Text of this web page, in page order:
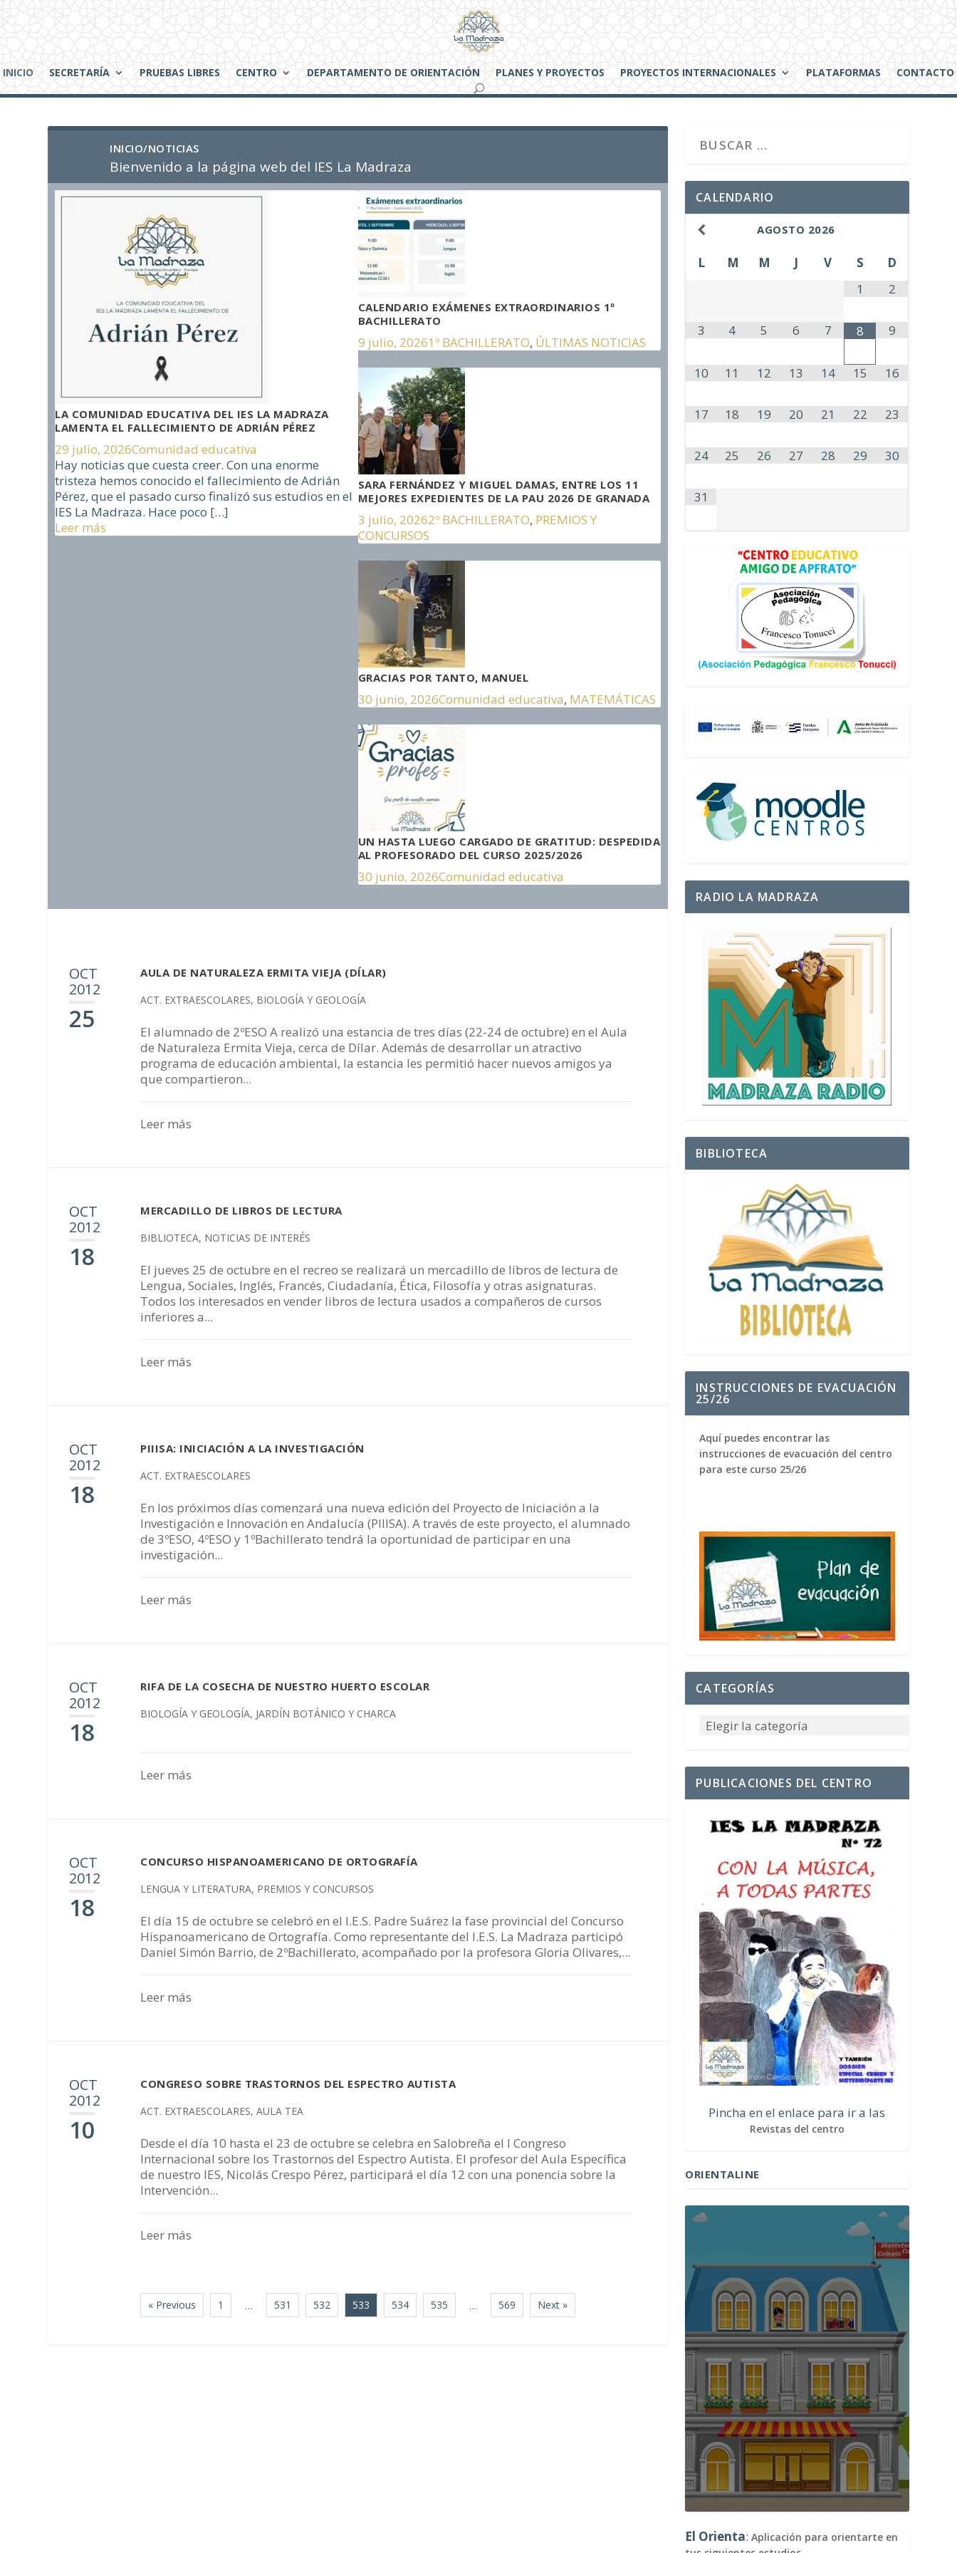
INICIO SECRETARÍA PRUEBAS LIBRES CENTRO DEPARTAMENTO DE ORIENTACIÓN PLANES Y PROYECTOS PROYECTOS INTERNACIONALES PLATAFORMAS CONTACTO
INICIO
INICIO/NOTICIAS
Bienvenido a la página web del IES La Madraza
LA COMUNIDAD EDUCATIVA DEL IES LA MADRAZA
LAMENTA EL FALLECIMIENTO DE ADRIÁN PÉREZ
29 julio, 2026Comunidad educativa
Hay noticias que cuesta creer. Con una enorme
tristeza hemos conocido el fallecimiento de Adrián
Pérez, que el pasado curso finalizó sus estudios en el
IES La Madraza. Hace poco […]
Leer más
CALENDARIO EXÁMENES EXTRAORDINARIOS 1º
BACHILLERATO
9 julio, 20261º BACHILLERATO, ÚLTIMAS NOTICIAS
SARA FERNÁNDEZ Y MIGUEL DAMAS, ENTRE LOS 11
MEJORES EXPEDIENTES DE LA PAU 2026 DE GRANADA
3 julio, 20262º BACHILLERATO, PREMIOS Y
CONCURSOS
GRACIAS POR TANTO, MANUEL
30 junio, 2026Comunidad educativa, MATEMÁTICAS
UN HASTA LUEGO CARGADO DE GRATITUD: DESPEDIDA
AL PROFESORADO DEL CURSO 2025/2026
30 junio, 2026Comunidad educativa
OCT
2012
25
AULA DE NATURALEZA ERMITA VIEJA (DÍLAR)
ACT. EXTRAESCOLARES, BIOLOGÍA Y GEOLOGÍA
El alumnado de 2ºESO A realizó una estancia de tres días (22-24 de octubre) en el Aula
de Naturaleza Ermita Vieja, cerca de Dílar. Además de desarrollar un atractivo
programa de educación ambiental, la estancia les permitió hacer nuevos amigos ya
que compartieron...
Leer más
OCT
2012
18
MERCADILLO DE LIBROS DE LECTURA
BIBLIOTECA, NOTICIAS DE INTERÉS
El jueves 25 de octubre en el recreo se realizará un mercadillo de libros de lectura de
Lengua, Sociales, Inglés, Francés, Ciudadanía, Ética, Filosofía y otras asignaturas.
Todos los interesados en vender libros de lectura usados a compañeros de cursos
inferiores a...
Leer más
OCT
2012
18
PIIISA: INICIACIÓN A LA INVESTIGACIÓN
ACT. EXTRAESCOLARES
En los próximos días comenzará una nueva edición del Proyecto de Iniciación a la
Investigación e Innovación en Andalucía (PIIISA). A través de este proyecto, el alumnado
de 3ºESO, 4ºESO y 1ºBachillerato tendrá la oportunidad de participar en una
investigación...
Leer más
OCT
2012
18
RIFA DE LA COSECHA DE NUESTRO HUERTO ESCOLAR
BIOLOGÍA Y GEOLOGÍA, JARDÍN BOTÁNICO Y CHARCA
Leer más
OCT
2012
18
CONCURSO HISPANOAMERICANO DE ORTOGRAFÍA
LENGUA Y LITERATURA, PREMIOS Y CONCURSOS
El día 15 de octubre se celebró en el I.E.S. Padre Suárez la fase provincial del Concurso
Hispanoamericano de Ortografía. Como representante del I.E.S. La Madraza participó
Daniel Simón Barrio, de 2ºBachillerato, acompañado por la profesora Gloria Olivares,...
Leer más
OCT
2012
10
CONGRESO SOBRE TRASTORNOS DEL ESPECTRO AUTISTA
ACT. EXTRAESCOLARES,AULA TEA
Desde el día 10 hasta el 23 de octubre se celebra en Salobreña el I Congreso
Internacional sobre los Trastornos del Espectro Autista. El profesor del Aula Específica
de nuestro IES, Nicolás Crespo Pérez, participará el día 12 con una ponencia sobre la
Intervención...
Leer más
« Previous 1 … 531 532 533 534 535 … 569 Next »
CALENDARIO
AGOSTO 2026
L M M J V S
D
1
2
3 4 5 6 7 8 9
10 11 12 13 14 15 16
17 18 19 20 21 22 23
24 25 26 27 28 29 30
31
RADIO LA MADRAZA
BIBLIOTECA
INSTRUCCIONES DE EVACUACIÓN
25/26
Aquí puedes encontrar las
instrucciones de evacuación del centro
para este curso 25/26
CATEGORÍAS
PUBLICACIONES DEL CENTRO
Pincha en el enlace para ir a las
Revistas del centro
ORIENTALINE
El Orienta:Aplicación para orientarte en